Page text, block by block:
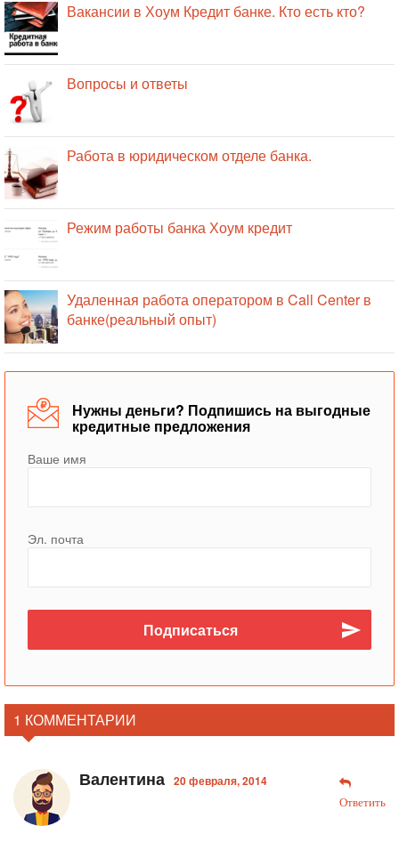
Вакансии в Хоум Кредит банке. Кто есть кто?
Вопросы и ответы
Работа в юридическом отделе банка.
Режим работы банка Хоум кредит
Удаленная работа оператором в Call Center в
банке(реальный опыт)
Нужны деньги? Подпишись на выгодные
кредитные предложения
Ваше имя
Эл. почта
1 КОММЕНТАРИИ
Валентина 20 февраля, 2014
Ответить